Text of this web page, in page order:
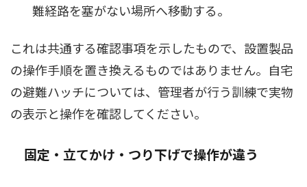
難経路を塞がない場所へ移動する。
これは共通する確認事項を示したもので、設置製品
の操作手順を置き換えるものではありません。自宅
の避難ハッチについては、管理者が行う訓練で実物
の表示と操作を確認してください。
固定・立てかけ・つり下げで操作が違う